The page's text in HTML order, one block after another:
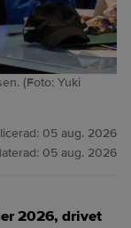
(Foto: Yuki
05 aug. 2026
05 aug. 2026
2026, drivet